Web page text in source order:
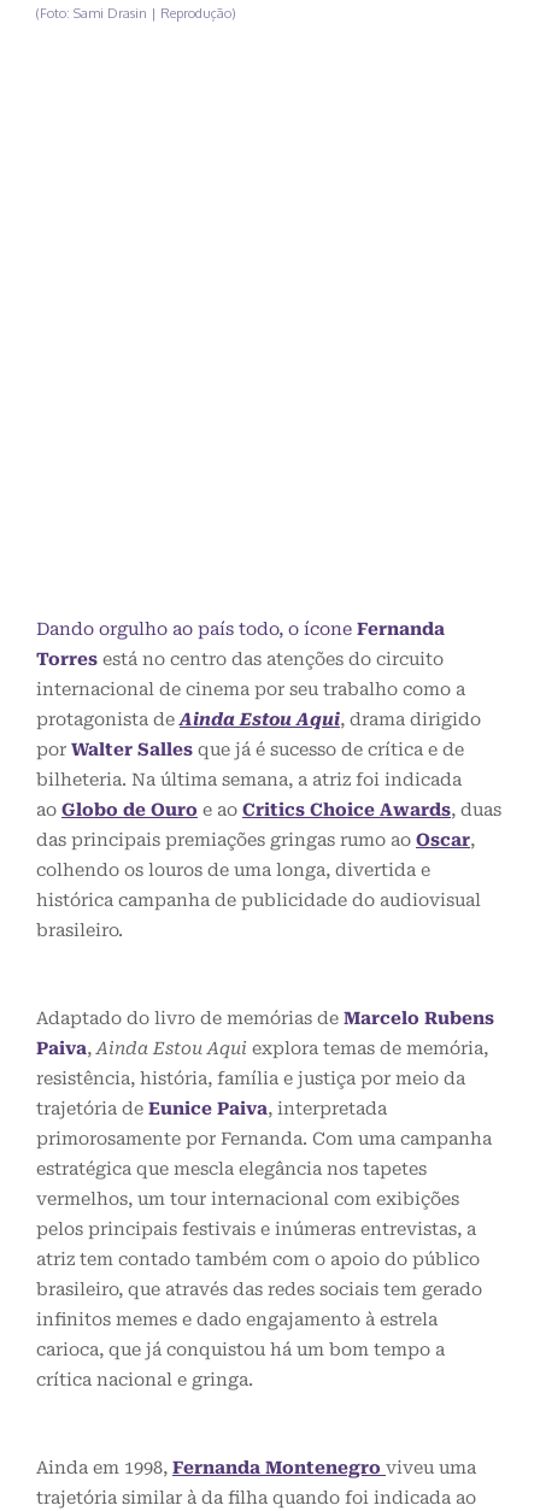
(Foto: Sami Drasin | Reprodução)
Dando orgulho ao país todo, o ícone Fernanda
Torres está no centro das atenções do circuito
internacional de cinema por seu trabalho como a
protagonista deAinda Estou Aqui, drama dirigido
por Walter Salles que já é sucesso de crítica e de
bilheteria. Na última semana, a atriz foi indicada
ao Globo de Ouro e ao Critics Choice Awards, duas
das principais premiações gringas rumo ao Oscar,
colhendo os louros de uma longa, divertida e
histórica campanha de publicidade do audiovisual
brasileiro.
Adaptado do livro de memórias de Marcelo Rubens
Paiva,Ainda Estou Aqui explora temas de memória,
resistência, história, família e justiça por meio da
trajetória de Eunice Paiva, interpretada
primorosamente por Fernanda. Com uma campanha
estratégica que mescla elegância nos tapetes
vermelhos, um tour internacional com exibições
pelos principais festivais e inúmeras entrevistas, a
atriz tem contado também com o apoio do público
brasileiro, que através das redes sociais tem gerado
infinitos memes e dado engajamento à estrela
carioca, que já conquistou há um bom tempo a
crítica nacional e gringa.
Ainda em 1998, Fernanda Montenegro viveu uma
trajetória similar à da filha quando foi indicada ao